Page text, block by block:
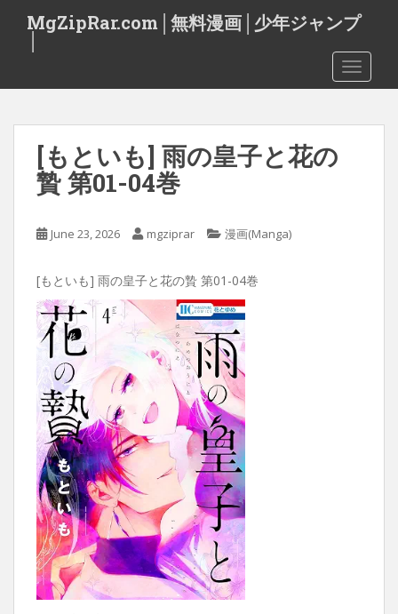
t
MgZipRar.com│無料漫画│少年ジャンプ
[もといも] 雨の皇子と花の
贄 第01-04巻
June 23, 2026 mgziprar 漫画(Manga)
[もといも] 雨の皇子と花の贄 第01-04巻